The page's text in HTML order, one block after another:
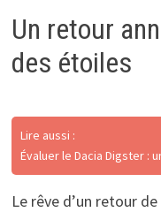
Un retour
des étoiles
Lire aussi :
Évaluer le Dacia Digster :
Le rêve d’un retour de